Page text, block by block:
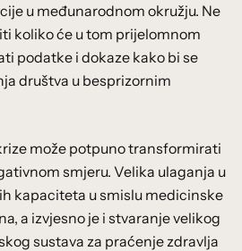
u međunarodnom okružju. Ne
koliko će u tom prijelomnom
podatke i dokaze kako bi se
društva u besprizornim
može potpuno transformirati
smjeru. Velika ulaganja u
kapaciteta u smislu medicinske
a izvjesno je i stvaranje velikog
sustava za praćenje zdravlja